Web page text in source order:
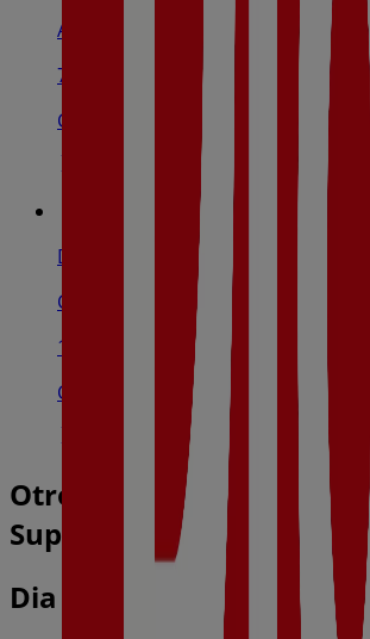
Avenida Zaragoza, 38, Alfaro
7.4 km
Cerrado
Dia
C/ San Miguel Nº 6, Cadreita
13.7 km
Cerrado
Otros negocios de Hiper-
Supermercados en Corella
Dia